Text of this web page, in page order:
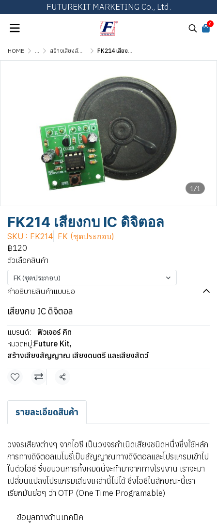
FUTUREKIT MARKETING Co., Ltd.
0
HOME ... สร้างเสียงสัญญาณ เสียงดนตรี และเสียงสัตว์ FK214 เสียงกบ IC ดิจิตอล
1/1
FK214 เสียงกบ IC ดิจิตอล
SKU : FK214 FK (ชุดประกอบ)
฿120
ตัวเลือกสินค้า
FK (ชุดประกอบ)
คำอธิบายสินค้าแบบย่อ
เสียงกบ IC ดิจิตอล
แบรนด์:
ฟิวเจอร์ คิท
หมวดหมู่:Future Kit,
สร้างเสียงสัญญาณ เสียงดนตรี และเสียงสัตว์
แชร์
รายละเอียดสินค้า
วงจรเสียงต่างๆ จากไอซี เป็นวงจรกำเนิดเสียงชนิดหนึ่งซึ่งใช้หลัก
การทางดิจิตอลเมโมรี่เป็นสัญญาณทางดิจิตอลและโปรแกรมเข้าไป
ในตัวไอซี ซึ่งขบวนการทั้งหมดนี้จะทำมาจากทางโรงงาน เราจะมา
เปลี่ยนแปลงโปรแกรมเสียงเหล่านี้ไม่ได้ ซึ่งไอซีในลักษณะนี้เรา
เรียกมันย่อๆ ว่า OTP (One Time Programable)
ข้อมูลทางด้านเทคนิค